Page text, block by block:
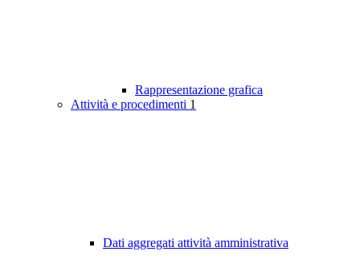
Rappresentazione grafica
Attività e procedimenti 1
Dati aggregati attività amministrativa